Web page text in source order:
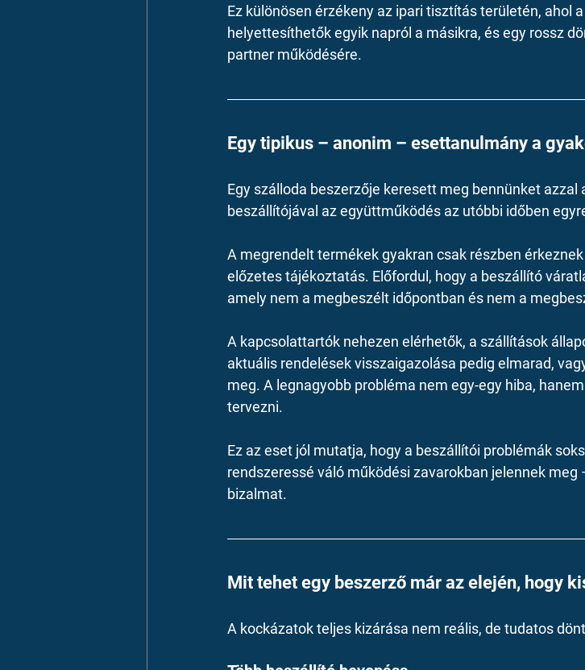
Ez különösen érzékeny az ipari tisztítás területén, ahol
helyettesíthetők egyik napról a másikra, és egy rossz
partner működésére.
Egy tipikus – anonim – esettanulmány a
Egy szálloda beszerzője keresett meg bennünket azzal
beszállítójával az együttműködés az utóbbi időben
A megrendelt termékek gyakran csak részben
előzetes tájékoztatás. Előfordul, hogy a beszállító
amely nem a megbeszélt időpontban és nem a
A kapcsolattartók nehezen elérhetők, a szállítások
aktuális rendelések visszaigazolása pedig elmarad,
meg. A legnagyobb probléma nem egy-egy hiba,
tervezni.
Ez az eset jól mutatja, hogy a beszállítói problémák
rendszeressé váló működési zavarokban jelennek
bizalmat.
Mit tehet egy beszerző már az elején, hogy
A kockázatok teljes kizárása nem reális, de tudatos